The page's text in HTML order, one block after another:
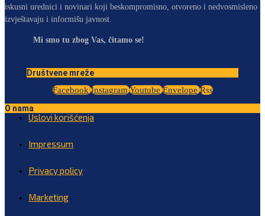
iskusni urednici i novinari koji beskompromisno, otvoreno i nedvosmisleno
izvještavaju i informišu javnost.
Mi smo tu zbog Vas, čitamo se!
Društvene mreže
Facebook Instagram Youtube Envelope Rss
O nama
Uslovi korišćenja
Impressum
Privacy policy
Marketing